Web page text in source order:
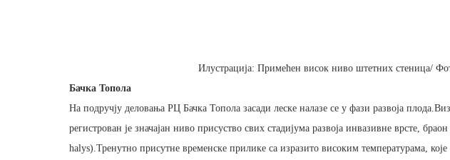
Илустрација: Примећен висок ниво штетних стеница/
Бачка Топола
На подручју деловања РЦ Бачка Топола засади леске налазе се у фази развоја
регистрован је значајан ниво присуство свих стадијума развоја инвазивне врсте,
halys).Тренутно присутне временске прилике са изразито високим температурама,